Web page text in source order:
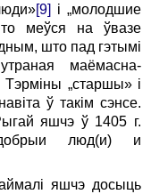
[9] і „молодшие
меўся на ўвазе
што пад гэтымі
маёмасна-
„старшы» і
ў такім сэнсе.
яшчэ ў 1405 г.
добрыи люд(и) и
яшчэ досыць